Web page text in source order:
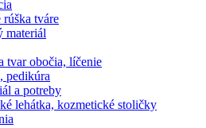
rúška tváre
materiál
tvar obočia, líčenie
pedikúra
a potreby
lehátka, kozmetické stoličky